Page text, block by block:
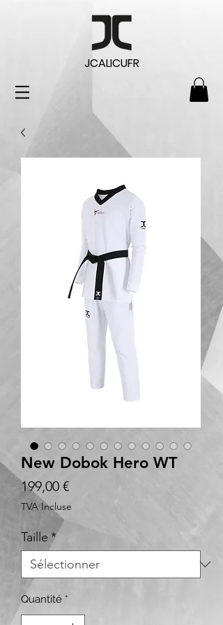
JCALICUFR
New Dobok Hero WT
199,00 €Prix
TVA Incluse
Taille *
Quantité *